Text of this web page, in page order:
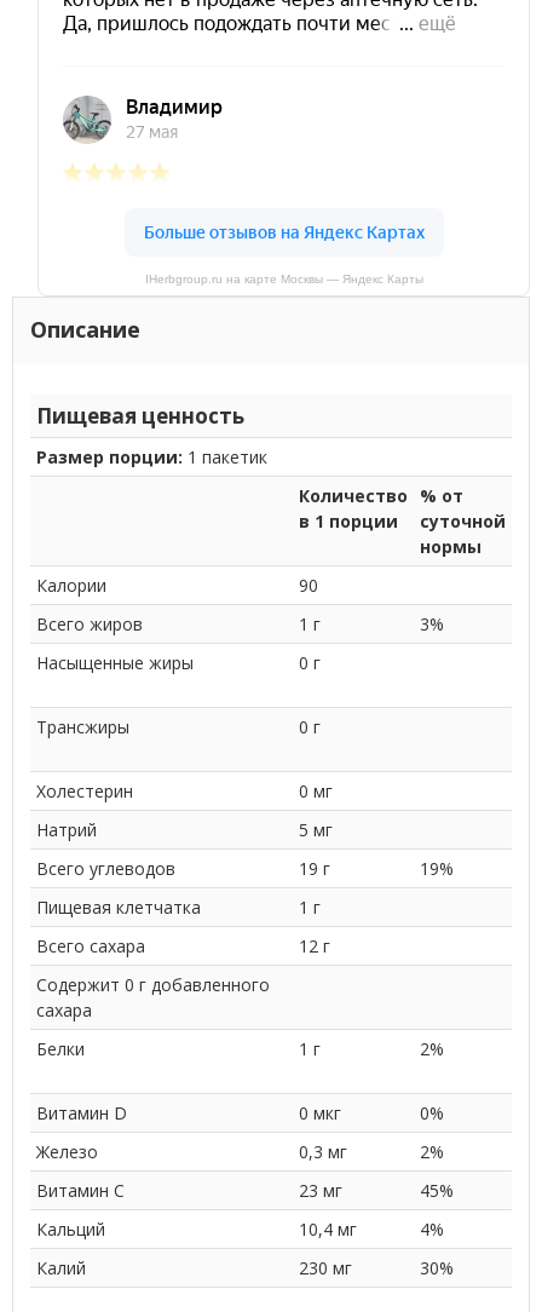
IHerbgroup.ru на карте Москвы — Яндекс Карты
Описание
Пищевая ценность
Размер порции: 1 пакетик
Количество
в 1 порции
% от
суточной
нормы
Калории
90
Всего жиров
1 г
3%
Насыщенные жиры
0 г
Трансжиры 0 г
Холестерин
0 мг
Натрий
5 мг
Всего углеводов
19 г
19%
Пищевая клетчатка
1 г
Всего сахара
12 г
Содержит 0 г добавленного
сахара
Белки
1 г 2%
Витамин D 0 мкг
0%
Железо
0,3 мг
2%
Витамин С
23 мг
45%
Кальций
10,4 мг
4%
Калий
230 мг 30%